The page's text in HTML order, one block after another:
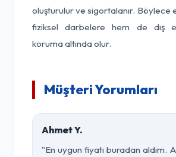
oluşturulur ve sigortalanır. Böylece
fiziksel darbelere hem de dış
koruma altında olur.
Müşteri Yorumları
Ahmet Y.
"En uygun fiyatı buradan aldım.